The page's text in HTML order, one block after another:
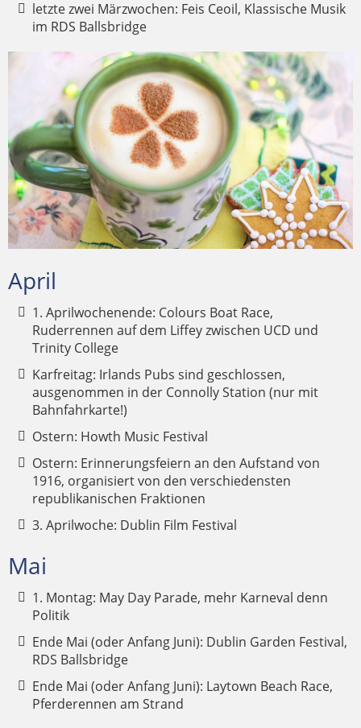
letzte zwei Märzwochen: Feis Ceoil, Klassische Musik
im RDS Ballsbridge
April
1. Aprilwochenende: Colours Boat Race,
Ruderrennen auf dem Liffey zwischen UCD und
Trinity College
Karfreitag: Irlands Pubs sind geschlossen,
ausgenommen in der Connolly Station (nur mit
Bahnfahrkarte!)
Ostern: Howth Music Festival
Ostern: Erinnerungsfeiern an den Aufstand von
1916, organisiert von den verschiedensten
republikanischen Fraktionen
3. Aprilwoche: Dublin Film Festival
Mai
1. Montag: May Day Parade, mehr Karneval denn
Politik
Ende Mai (oder Anfang Juni): Dublin Garden Festival,
RDS Ballsbridge
Ende Mai (oder Anfang Juni): Laytown Beach Race,
Pferderennen am Strand